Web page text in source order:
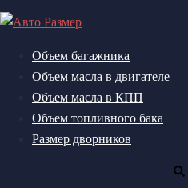
Перейти
содержимому
Объем багажника
Объем масла в двигателе
Объем масла в КПП
Объем топливного бака
Размер дворников